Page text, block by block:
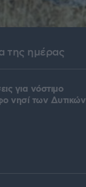
της ημέρας
για νόστιμο
νησί των Δυτικών